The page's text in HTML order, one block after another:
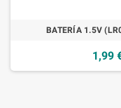
BATERÍA 1.5V
1,99